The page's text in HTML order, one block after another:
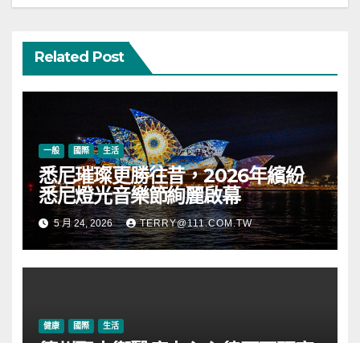
Related Post
一般 國際 生活
悉尼璀璨更勝往昔，2026年繽紛
悉尼燈光音樂節絢麗啟幕
5 月 24, 2026 TERRY@111.COM.TW
健康 國際 生活